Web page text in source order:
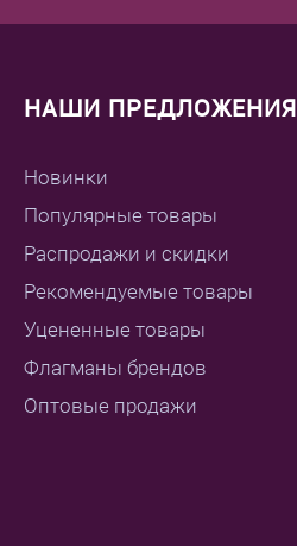
НАШИ ПРЕДЛОЖЕНИЯ
Новинки
Популярные товары
Распродажи и скидки
Рекомендуемые товары
Уцененные товары
Флагманы брендов
Оптовые продажи